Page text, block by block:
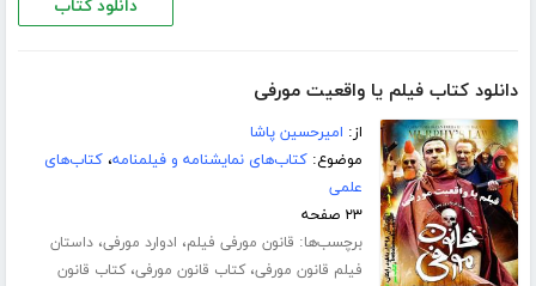
دانلود کتاب
دانلود کتاب فیلم یا واقعیت مورفی
از: امیرحسین پاشا
موضوع:کتاب‌های نمایشنامه و فیلمنامه،کتاب‌های
علمی
۲۳ صفحه
برچسب‌ها: قانون مورفی فیلم، ادوارد مورفی،داستان
فیلم قانون مورفی،کتاب قانون مورفی،کتاب قانون